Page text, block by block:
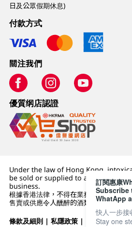
日及公眾假期休息)
付款方式
關注我們
優質纲店認證
Under the law of Hong Kong,
be sold or supplied to a minor
business.
根據香港法律，不得在業務過程中，向未
售賣或供應令人醺醉的酒類。
條款及細則 |私隱政策 | DFI零售集團
訂閱惠康
Subscribe
WhatApp
快人一步接
Stay one